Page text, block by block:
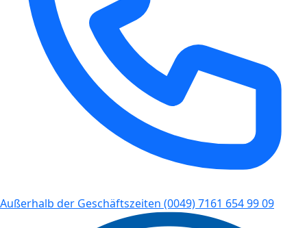
Außerhalb der Geschäftszeiten (0049) 7161 654 99 09